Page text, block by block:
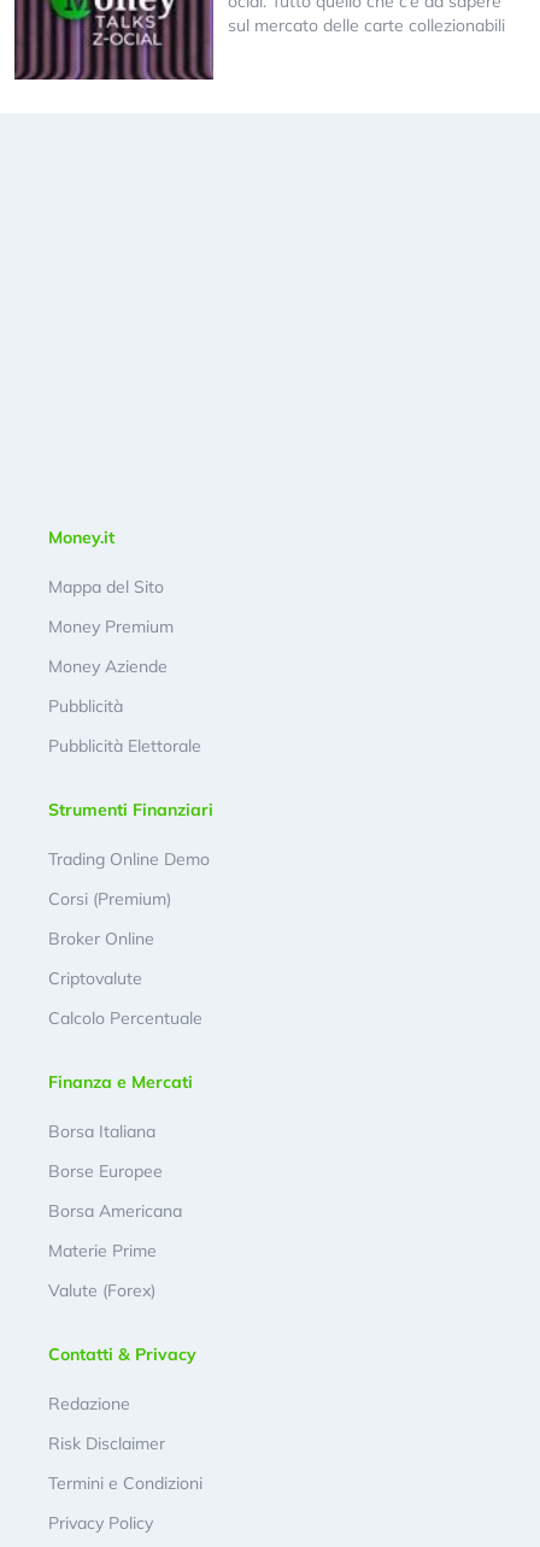
sul mercato delle carte collezionabili
Money.it
Mappa del Sito
Money Premium
Money Aziende
Pubblicità
Pubblicità Elettorale
Strumenti Finanziari
Trading Online Demo
Corsi (Premium)
Broker Online
Criptovalute
Calcolo Percentuale
Finanza e Mercati
Borsa Italiana
Borse Europee
Borsa Americana
Materie Prime
Valute (Forex)
Contatti & Privacy
Redazione
Risk Disclaimer
Termini e Condizioni
Privacy Policy